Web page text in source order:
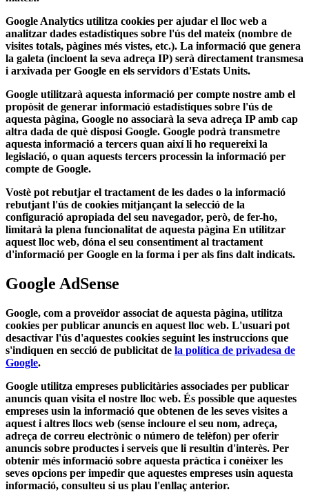
Google Analytics utilitza cookies per ajudar el lloc web a
analitzar dades estadístiques sobre l'ús del mateix (nombre de
visites totals, pàgines més vistes, etc.). La informació que genera
la galeta (incloent la seva adreça IP) serà directament transmesa
i arxivada per Google en els servidors d'Estats Units.
Google utilitzarà aquesta informació per compte nostre amb el
propòsit de generar informació estadístiques sobre l'ús de
aquesta pàgina, Google no associarà la seva adreça IP amb cap
altra dada de què disposi Google. Google podrà transmetre
aquesta informació a tercers quan així li ho requereixi la
legislació, o quan aquests tercers processin la informació per
compte de Google.
Vostè pot rebutjar el tractament de les dades o la informació
rebutjant l'ús de cookies mitjançant la selecció de la
configuració apropiada del seu navegador, però, de fer-ho,
limitarà la plena funcionalitat de aquesta pàgina En utilitzar
aquest lloc web, dóna el seu consentiment al tractament
d'informació per Google en la forma i per als fins dalt indicats.
Google AdSense
Google, com a proveïdor associat de aquesta pàgina, utilitza
cookies per publicar anuncis en aquest lloc web. L'usuari pot
desactivar l'ús d'aquestes cookies seguint les instruccions que
s'indiquen en secció de publicitat de la política de privadesa de
Google.
Google utilitza empreses publicitàries associades per publicar
anuncis quan visita el nostre lloc web. És possible que aquestes
empreses usin la informació que obtenen de les seves visites a
aquest i altres llocs web (sense incloure el seu nom, adreça,
adreça de correu electrònic o número de telèfon) per oferir
anuncis sobre productes i serveis que li resultin d'interès. Per
obtenir més informació sobre aquesta pràctica i conèixer les
seves opcions per impedir que aquestes empreses usin aquesta
informació, consulteu si us plau l'enllaç anterior.